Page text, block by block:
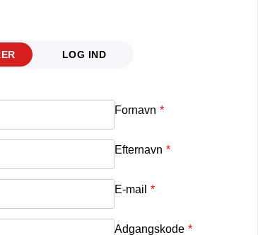
LOG IND
Fornavn *
Efternavn *
E-mail *
Adgangskode *
E-mail
Adgangskode